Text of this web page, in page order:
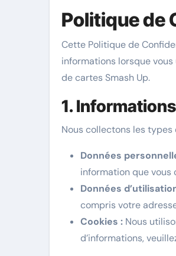
Politique de
Cette Politique de
informations lorsque vous
de cartes Smash Up.
1.
Nous collectons les types
Données
information que vous
Données
compris votre
Cookies : Nous
d’informations,